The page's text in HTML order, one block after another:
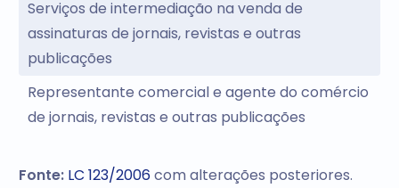
Serviços de intermediação na venda de
assinaturas de jornais, revistas e outras
publicações
Representante comercial e agente do comércio
de jornais, revistas e outras publicações
Fonte: LC 123/2006com alterações posteriores.